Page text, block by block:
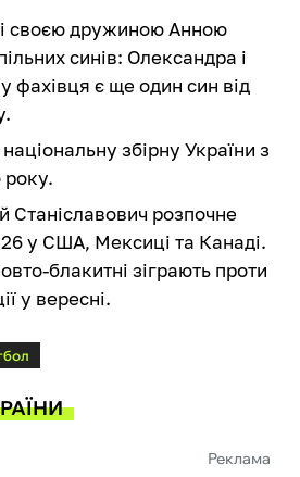
своєю дружиною Анною
синів: Олександра і
фахівця є ще один син від
збірну України з
року.
Станіславович розпочне
у США, Мексиці та Канаді.
блакитні зіграють проти
у вересні.
Реклама